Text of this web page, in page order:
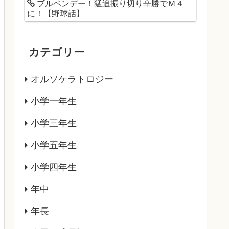
ブルペンデー！猛追振り切り辛勝でＭ４
に！【野球話】
カテゴリー
オルソケラトロジー
小学一年生
小学三年生
小学五年生
小学四年生
年中
年長